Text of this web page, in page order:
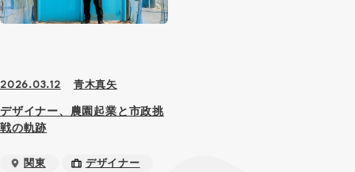
2026.03.12 青木真矢
デザイナー、農園起業と市政挑
戦の軌跡
関東 デザイナー